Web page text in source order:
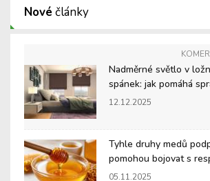
Nové články
Nadměrné světlo v
spánek: jak pomáhá
12.12.2025
Tyhle druhy medů
pomohou bojovat s
05.11.2025